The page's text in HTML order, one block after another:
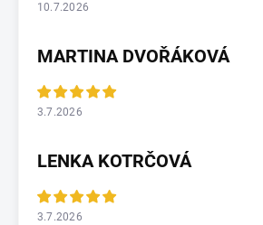
10.7.2026
MARTINA DVOŘÁKOVÁ
3.7.2026
LENKA KOTRČOVÁ
3.7.2026